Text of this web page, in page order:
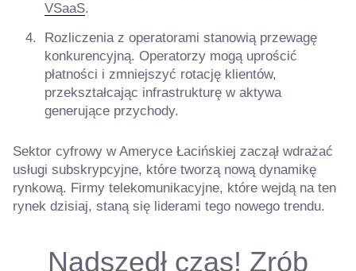
VSaaS.
Rozliczenia z operatorami stanowią przewagę
konkurencyjną. Operatorzy mogą uprościć
płatności i zmniejszyć rotację klientów,
przekształcając infrastrukturę w aktywa
generujące przychody.
Sektor cyfrowy w Ameryce Łacińskiej zaczął wdrażać
usługi subskrypcyjne, które tworzą nową dynamikę
rynkową. Firmy telekomunikacyjne, które wejdą na ten
rynek dzisiaj, staną się liderami tego nowego trendu.
Nadszedł czas! Zrób